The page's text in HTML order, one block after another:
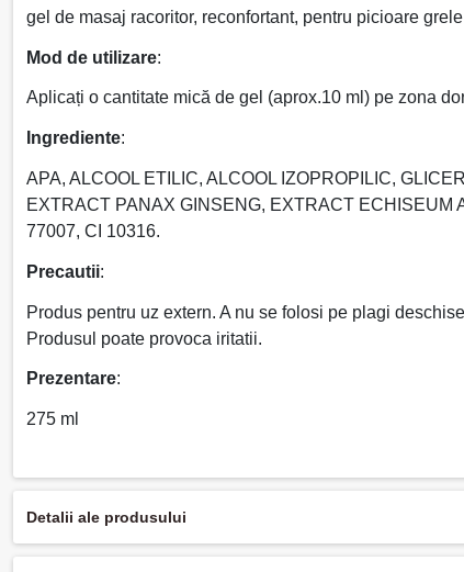
gel de masaj racoritor, reconfortant, pentru picioare
Mod de utilizare:
Aplicați o cantitate mică de gel (aprox.10 ml) pe zona
Ingrediente:
APA, ALCOOL ETILIC, ALCOOL IZOPROPILIC,
EXTRACT PANAX GINSENG, EXTRACT ECHISEUM
77007, CI 10316.
Precautii:
Produs pentru uz extern. A nu se folosi pe plagi
Produsul poate provoca iritatii.
Prezentare:
275 ml
Detalii ale produsului